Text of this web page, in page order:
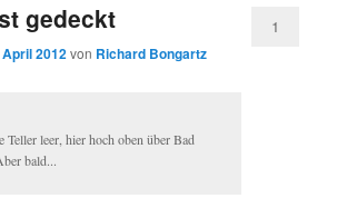
gedeckt
2012von Richard Bongartz
1
Teller leer, hier hoch oben über Bad
bald...